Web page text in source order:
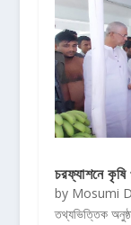
চরফ্যাশনে
by Mosumi
তথ্যভিত্তিক